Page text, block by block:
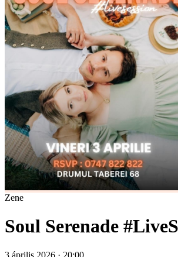
Zene
Soul Serenade
3 április 2026 · 20:00